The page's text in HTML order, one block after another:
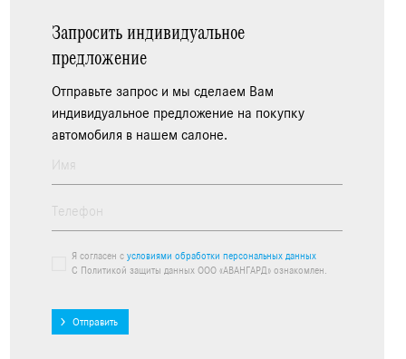
Запросить индивидуальное
предложение
Отправьте запрос и мы сделаем Вам
индивидуальное предложение на покупку
автомобиля в нашем салоне.
Я согласен с условиями обработки персональных данных
С Политикой защиты данных ООО «АВАНГАРД» ознакомлен.
Отправить